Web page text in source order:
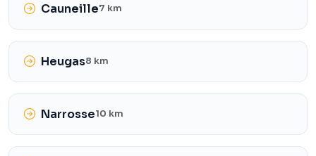
Cauneille7 km
Heugas8 km
Narrosse10 km